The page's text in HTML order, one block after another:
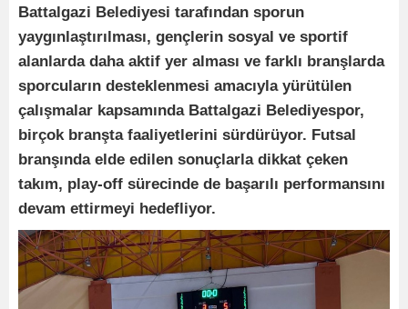
Battalgazi Belediyesi tarafından sporun
yaygınlaştırılması, gençlerin sosyal ve sportif
alanlarda daha aktif yer alması ve farklı branşlarda
sporcuların desteklenmesi amacıyla yürütülen
çalışmalar kapsamında Battalgazi Belediyespor,
birçok branşta faaliyetlerini sürdürüyor. Futsal
branşında elde edilen sonuçlarla dikkat çeken
takım, play-off sürecinde de başarılı performansını
devam ettirmeyi hedefliyor.